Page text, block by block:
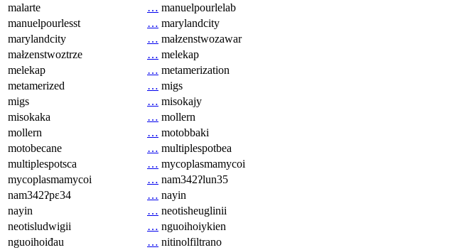
malarte
… manuelpourlelab
manuelpourlesst
… marylandcity
marylandcity
… małzenstwozawar
małzenstwoztrze
… melekap
melekap
… metamerization
metamerized
… migs
migs
… misokajy
misokaka
… mollern
mollern
… motobbaki
motobecane
… multiplespotbea
multiplespotsca
… mycoplasmamycoi
mycoplasmamycoi
… nam342ʔlun35
nam342ʔpɛ34
… nayin
nayin
… neotisheuglinii
neotisludwigii
… nguoihoiykien
nguoihoiđau
… nitinolfiltrano